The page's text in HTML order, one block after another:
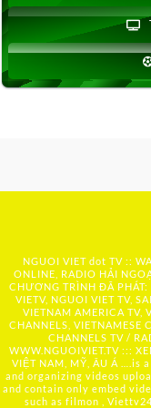
NGUOI VIET dot TV ::
ONLINE, RADIO HẢI
CHƯƠNG TRÌNH ĐÃ PHÁT:
VIETV, NGUOI VIET TV,
VIETNAM AMERICA TV,
CHANNELS, VIETNAMESE
CHANNELS TV /
WWW.NGUOIVIET.TV :::
VIỆT NAM, MỸ, ÂU Á ….is
and organizing videos
and contain only embed
such as filmon ,